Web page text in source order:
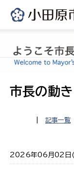
市長の動き
記事一覧
2026年06月02日